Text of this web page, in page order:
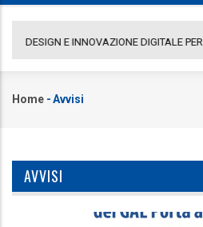
COMUNICATO GAL PORTA A LEVANTE
Briciole
Home -Avvisi
AVVISI